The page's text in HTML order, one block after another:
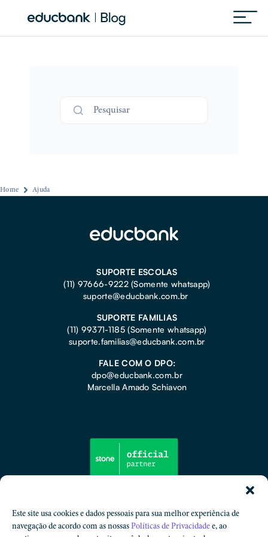
Este site usa cookies e dados pessoais para sua melhor experiência de
navegação de acordo com as nossas Políticas de Privacidade e, ao
Pesquisar
Home Ajuda
SUPORTE ESCOLAS
(11) 97666-9222 (Somente whatsapp)
suporte@educbank.com.br
SUPORTE FAMILIAS
(11) 99371-1185(Somente whatsapp)
suporte.familias@educbank.com.br
FALE COM O DPO:
dpo@educbank.com.br
Marcella Amado Schiavon